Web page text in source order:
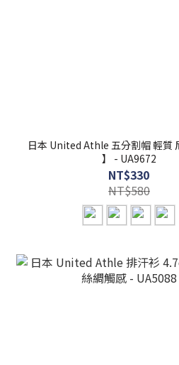
日本 United Athle 五分割帽 輕質
】 - UA9672
NT$330
NT$580